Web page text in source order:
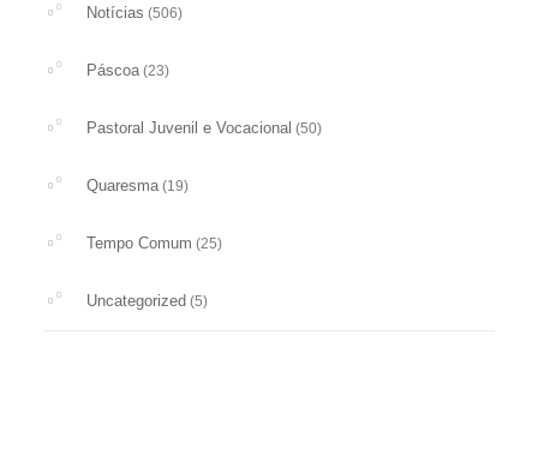
Notícias (506)
Páscoa (23)
Pastoral Juvenil e Vocacional (50)
Quaresma (19)
Tempo Comum (25)
Uncategorized (5)